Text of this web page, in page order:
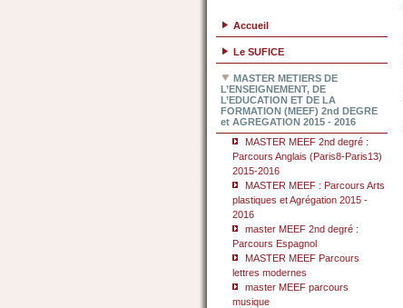
Accueil
Le SUFICE
MASTER METIERS DE
L’ENSEIGNEMENT, DE
L’EDUCATION ET DE LA
FORMATION (MEEF) 2nd DEGRE
et AGREGATION 2015 - 2016
MASTER MEEF 2nd degré :
Parcours Anglais (Paris8-Paris13)
2015-2016
MASTER MEEF : Parcours Arts
plastiques et Agrégation 2015 -
2016
master MEEF 2nd degré :
Parcours Espagnol
MASTER MEEF Parcours
lettres modernes
master MEEF parcours
musique